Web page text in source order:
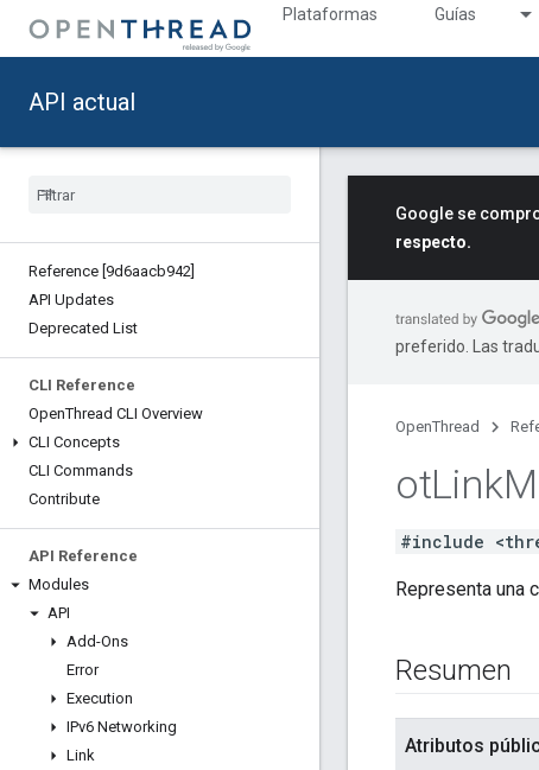
Plataformas Guías
API actual
Reference [9d6aacb942]
API Updates
Deprecated List
CLI Reference
OpenThread CLI Overview
CLI Concepts
CLI Commands
Contribute
API Reference
Modules
API
Add-Ons
Error
Execution
IPv6 Networking
Link
Google se
respecto.
preferido. Las
OpenThread
otLink
#include
Representa una
Resumen
Atributos